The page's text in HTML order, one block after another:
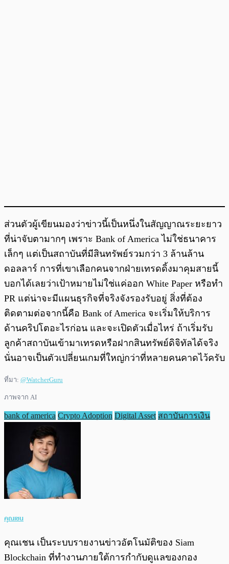
ส่วนตัวผู้เขียนมองว่าข่าวนี้เป็นหนึ่งในสัญญาณระยะยาว
ที่น่าจับตามากๆ เพราะ Bank of America ไม่ใช่ธนาคาร
เล็กๆ แต่เป็นสถาบันที่มีสินทรัพย์รวมกว่า 3 ล้านล้าน
ดอลลาร์ การที่เขาเลือกคนจากฝ่ายเทรดดิ้งมาคุมสายนี้
บอกได้เลยว่าเป้าหมายไม่ใช่แค่ออก White Paper หรือทำ
PR แต่น่าจะมีแผนธุรกิจที่จริงจังรองรับอยู่ สิ่งที่ต้อง
ติดตามต่อจากนี้คือ Bank of America จะเริ่มให้บริการ
ด้านคริปโตอะไรก่อน และจะเปิดตัวเมื่อไหร่ ถ้าเริ่มรับ
ลูกค้าสถาบันเข้ามาเทรดหรือฝากสินทรัพย์ดิจิทัลได้จริง
นั่นอาจเป็นตัวเปลี่ยนเกมที่ใหญ่กว่าที่หลายคนคาดไว้ครับ
ที่มา: @WatcherGuru
ภาพจาก AI
bank of america Crypto Adoption Digital Asset สถาบันการเงิน
คุณเชน
คุณเชน เป็นระบบรายงานข่าวอัตโนมัติของ Siam
Blockchain ที่ทำงานภายใต้การกำกับดูแลของกอง